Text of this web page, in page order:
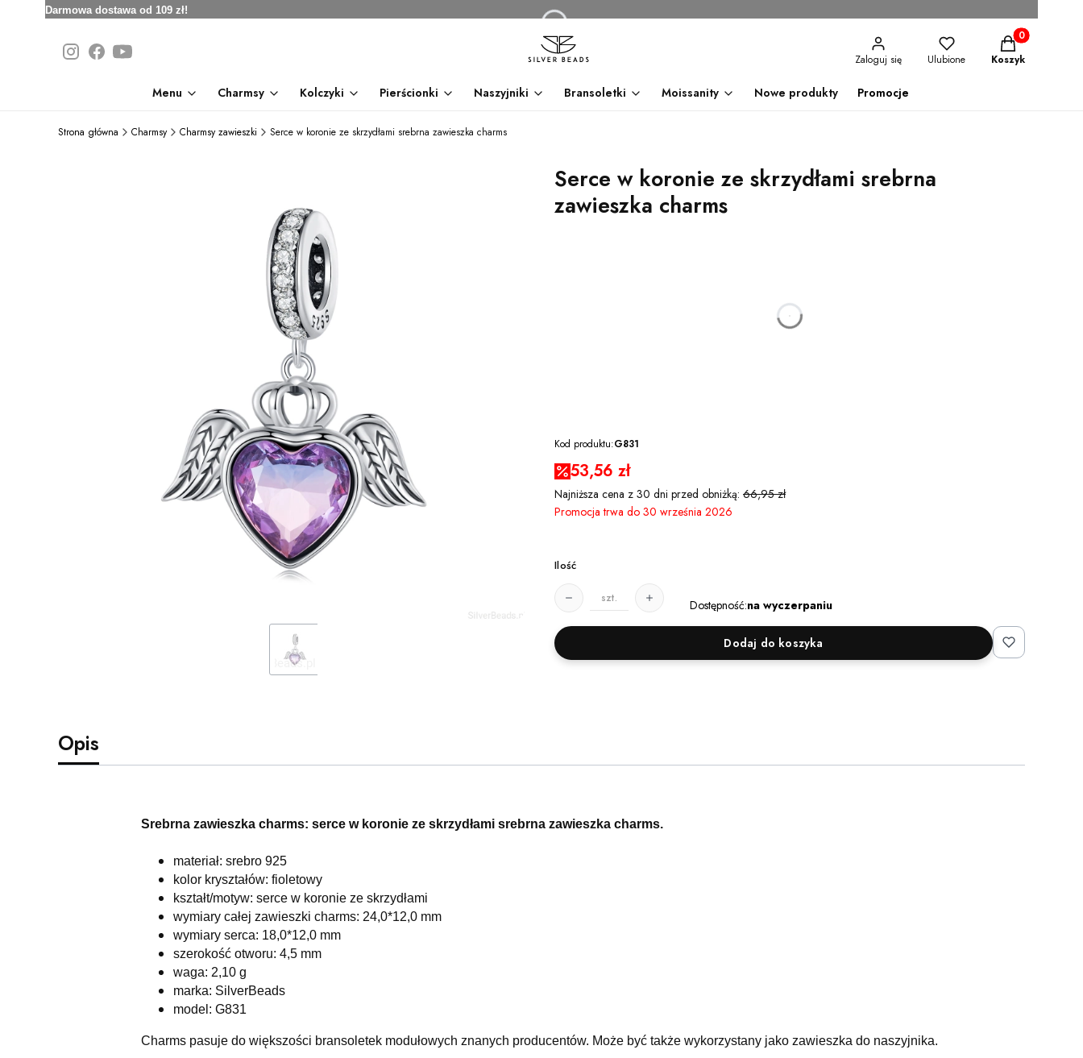
Darmowa dostawa od 109 zł!
Zaloguj się Ulubione
Produkty w
Koszyk
Menu Charmsy Kolczyki Pierścionki Naszyjniki Bransoletki Moissanity Nowe produkty Promocje
Strona główna Charmsy Charmsy zawieszki Serce w koronie ze skrzydłami srebrna zawieszka charms
Serce w koronie ze skrzydłami srebrna
zawieszka charms
godzin
Kod produktu:G831
53,56 zł
Najniższa cena z 30 dni przed obniżką: 66,95 zł
Promocja trwa do 30 września 2026
Ilość
szt. Dostępność:na wyczerpaniu
Dodaj do koszyka
Opis
Srebrna zawieszka charms: serce w koronie ze skrzydłami srebrna zawieszka charms.
materiał: srebro 925
kolor kryształów: fioletowy
kształt/motyw: serce w koronie ze skrzydłami
wymiary całej zawieszki charms: 24,0*12,0 mm
wymiary serca: 18,0*12,0 mm
szerokość otworu: 4,5 mm
waga: 2,10 g
marka: SilverBeads
model: G831
Charms pasuje do większości bransoletek modułowych znanych producentów. Może być także wykorzystany jako zawieszka do naszyjnika.